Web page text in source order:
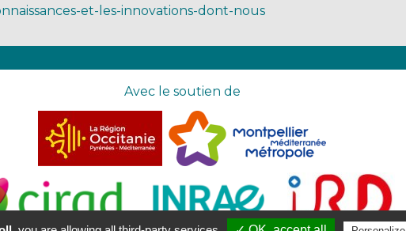
et-les-innovations-dont-nous
Avec le soutien de